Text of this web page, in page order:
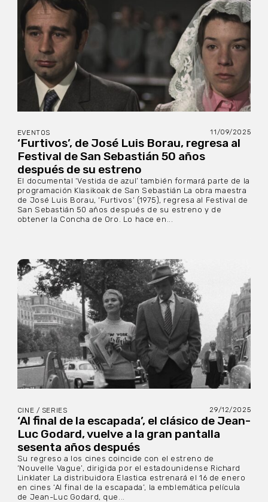
EVENTOS 11/09/2025
‘Furtivos’, de José Luis Borau, regresa al
Festival de San Sebastián 50 años
después de su estreno
El documental ‘Vestida de azul’ también formará parte de la
programación Klasikoak de San Sebastián La obra maestra
de José Luis Borau, ‘Furtivos’ (1975), regresa al Festival de
San Sebastián 50 años después de su estreno y de
obtener la Concha de Oro. Lo hace en...
CINE / SERIES 29/12/2025
‘Al final de la escapada’, el clásico de Jean-
Luc Godard, vuelve a la gran pantalla
sesenta años después
Su regreso a los cines coincide con el estreno de
‘Nouvelle Vague’, dirigida por el estadounidense Richard
Linklater La distribuidora Elastica estrenará el 16 de enero
en cines ‘Al final de la escapada’, la emblemática película
de Jean-Luc Godard, que...